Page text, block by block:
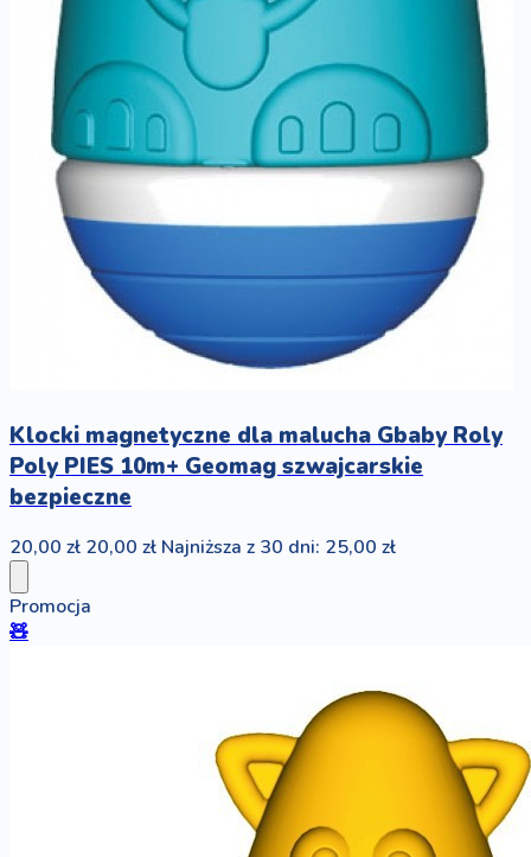
Klocki magnetyczne dla malucha Gbaby Roly
Poly PIES 10m+ Geomag szwajcarskie
bezpieczne
20,00 zł 20,00 zł Najniższa z 30 dni: 25,00 zł
Promocja
🧸